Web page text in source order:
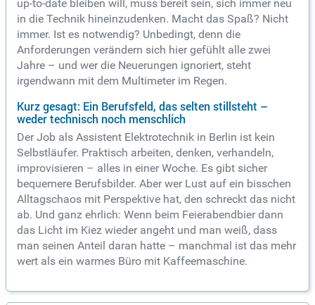
up-to-date bleiben will, muss bereit sein, sich immer neu
in die Technik hineinzudenken. Macht das Spaß? Nicht
immer. Ist es notwendig? Unbedingt, denn die
Anforderungen verändern sich hier gefühlt alle zwei
Jahre – und wer die Neuerungen ignoriert, steht
irgendwann mit dem Multimeter im Regen.
Kurz gesagt: Ein Berufsfeld, das selten stillsteht –
weder technisch noch menschlich
Der Job als Assistent Elektrotechnik in Berlin ist kein
Selbstläufer. Praktisch arbeiten, denken, verhandeln,
improvisieren – alles in einer Woche. Es gibt sicher
bequemere Berufsbilder. Aber wer Lust auf ein bisschen
Alltagschaos mit Perspektive hat, den schreckt das nicht
ab. Und ganz ehrlich: Wenn beim Feierabendbier dann
das Licht im Kiez wieder angeht und man weiß, dass
man seinen Anteil daran hatte – manchmal ist das mehr
wert als ein warmes Büro mit Kaffeemaschine.